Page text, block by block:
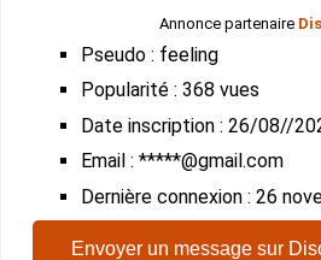
Annonce partenaire
Pseudo : feeling
Popularité : 368 vues
Date inscription : 26/08//
Email : *****@gmail.com
Dernière connexion : 26
Envoyer un message sur